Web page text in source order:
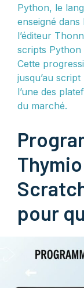
Python, le
enseigné
l’éditeur
scripts
Cette
jusqu’au
l’une des
du marché.
pour